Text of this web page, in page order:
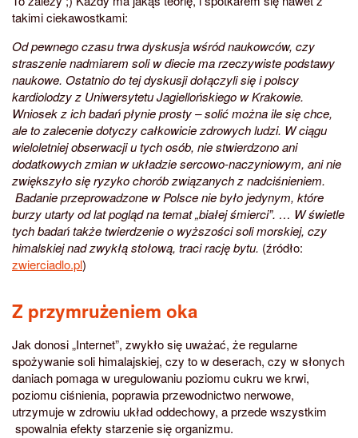
takimi ciekawostkami:
Od pewnego czasu trwa dyskusja wśród naukowców, czy
straszenie nadmiarem soli w diecie ma rzeczywiste podstawy
naukowe. Ostatnio do tej dyskusji dołączyli się i polscy
kardiolodzy z Uniwersytetu Jagiellońskiego w Krakowie.
Wniosek z ich badań płynie prosty – solić można ile się chce,
ale to zalecenie dotyczy całkowicie zdrowych ludzi. W ciągu
wieloletniej obserwacji u tych osób, nie stwierdzono ani
dodatkowych zmian w układzie sercowo-naczyniowym, ani nie
zwiększyło się ryzyko chorób związanych z nadciśnieniem.
Badanie przeprowadzone w Polsce nie było jedynym, które
burzy utarty od lat pogląd na temat „białej śmierci”. … W świetle
tych badań także twierdzenie o wyższości soli morskiej, czy
himalskiej nad zwykłą stołową, traci rację bytu. (źródło:
zwierciadlo.pl)
Z przymrużeniem oka
Jak donosi „Internet”, zwykło się uważać, że regularne
spożywanie soli himalajskiej, czy to w deserach, czy w słonych
daniach pomaga w uregulowaniu poziomu cukru we krwi,
poziomu ciśnienia, poprawia przewodnictwo nerwowe,
utrzymuje w zdrowiu układ oddechowy, a przede wszystkim
spowalnia efekty starzenie się organizmu.